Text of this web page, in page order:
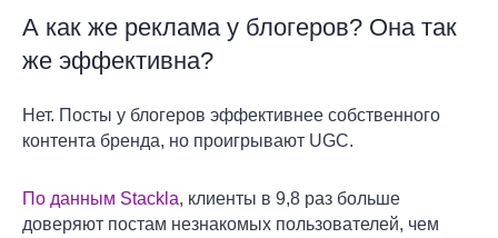
А как же реклама у блогеров? Она так
же эффективна?
Нет. Посты у блогеров эффективнее собственного
контента бренда, но проигрывают UGC.
По данным Stackla, клиенты в 9,8 раз больше
доверяют постам незнакомых пользователей, чем